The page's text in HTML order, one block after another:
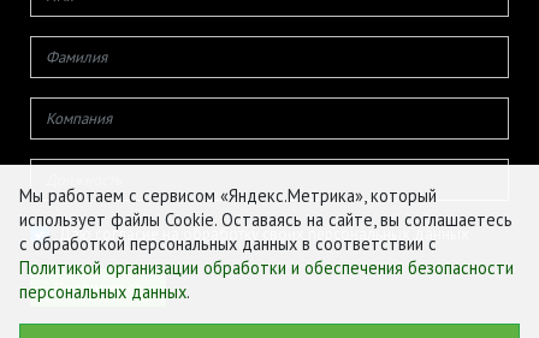
Даю согласие на обработку своих персональных данных
Мы работаем с сервисом «Яндекс.Метрика», который
использует файлы Cookie. Оставаясь на сайте, вы соглашаетесь
с обработкой персональных данных в соответствии с
Политикой организации обработки и обеспечения безопасности
персональных данных.